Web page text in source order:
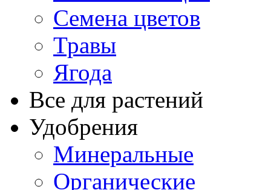
Семена цветов
Травы
Ягода
Все для растений
Удобрения
Минеральные
Органические